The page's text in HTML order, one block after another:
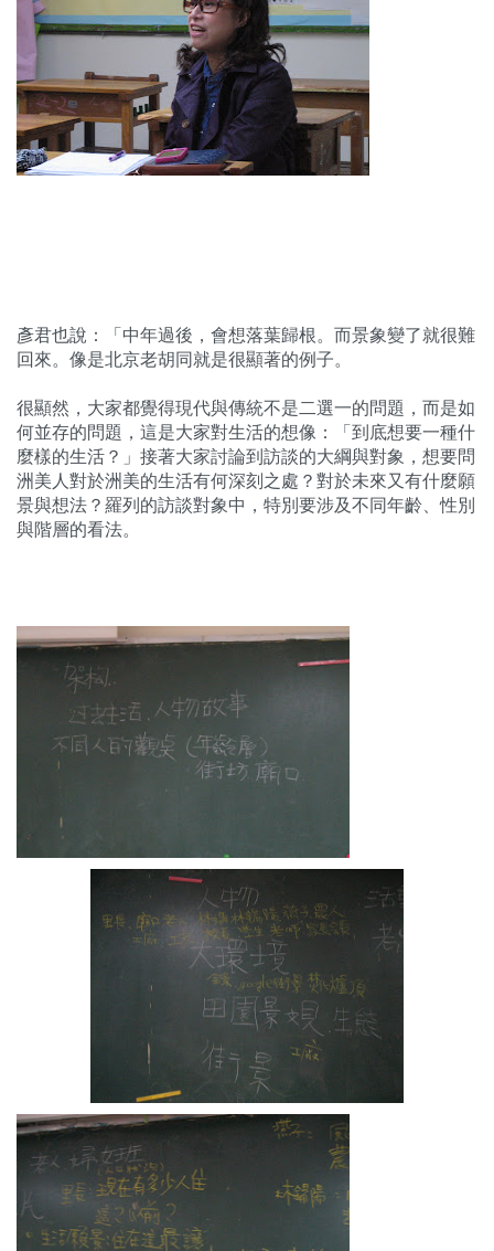
彥君也說：「中年過後，會想落葉歸根。而景象變了就很難
回來。像是北京老胡同就是很顯著的例子。
很顯然，大家都覺得現代與傳統不是二選一的問題，而是如
何並存的問題，這是大家對生活的想像：「到底想要一種什
麼樣的生活？」接著大家討論到訪談的大綱與對象，想要問
洲美人對於洲美的生活有何深刻之處？對於未來又有什麼願
景與想法？羅列的訪談對象中，特別要涉及不同年齡、性別
與階層的看法。